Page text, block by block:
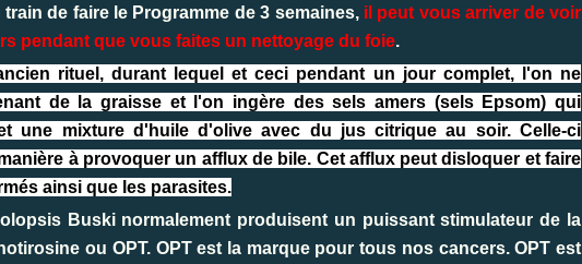
de faire le Programme de 3 semaines, il peut vous arriver de voir
pendant que vous faites un nettoyage du foie.
rituel, durant lequel et ceci pendant un jour complet, l'on ne
de la graisse et l'on ingère des sels amers (sels Epsom) qui
une mixture d'huile d'olive avec du jus citrique au soir. Celle-ci
à provoquer un afflux de bile. Cet afflux peut disloquer et faire
ainsi que les parasites.
Buski normalement produisent un puissant stimulateur de la
ou OPT.OPT est la marque pour tous nos cancers. OPT est